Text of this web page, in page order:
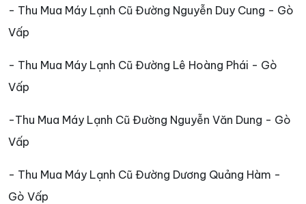
- Thu Mua Máy Lạnh Cũ Đường Nguyễn Duy Cung - Gò
Vấp
- Thu Mua Máy Lạnh Cũ Đường Lê Hoàng Phái - Gò
Vấp
-Thu Mua Máy Lạnh Cũ Đường Nguyễn Văn Dung - Gò
Vấp
- Thu Mua Máy Lạnh Cũ Đường Dương Quảng Hàm -
Gò Vấp